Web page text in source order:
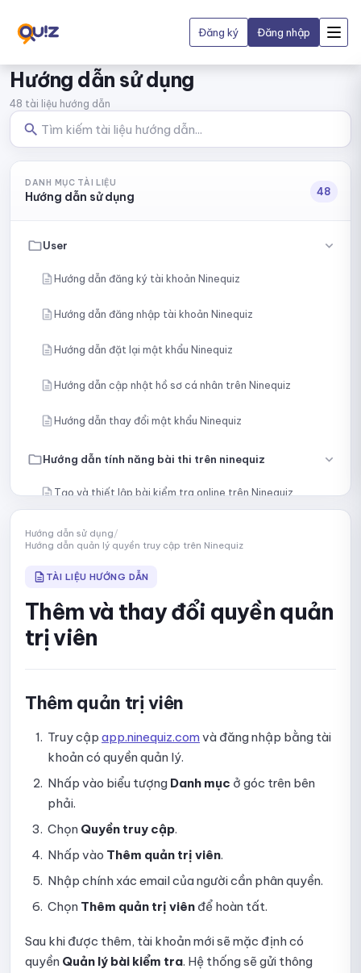
Đăng ký Đăng nhập
Hướng dẫn sử dụng
48 tài liệu hướng dẫn
DANH MỤC TÀI LIỆU
Hướng dẫn sử dụng 48
User
Hướng dẫn đăng ký tài khoản Ninequiz
Hướng dẫn đăng nhập tài khoản Ninequiz
Hướng dẫn đặt lại mật khẩu Ninequiz
Hướng dẫn cập nhật hồ sơ cá nhân trên Ninequiz
Hướng dẫn thay đổi mật khẩu Ninequiz
Hướng dẫn tính năng bài thi trên ninequiz
Tạo và thiết lập bài kiểm tra online trên Ninequiz
Tạo câu hỏi thủ công
Chọn câu hỏi cụ thể từ thư viện
Hướng dẫn chia bài kiểm tra thành nhiều phần
Hướng dẫn sử dụng các dạng câu hỏi trong bài kiểm tra
Hướng dẫn thiết lập Form trước khi làm bài
Thiết lập hiển thị kết quả bài thi
Hướng dẫn thiết lập chấm điểm và số lần làm bài
Hướng dẫn thiết lập Bảo mật và giám sát thi online
Hướng dẫn thiết lập tùy chọn hiển thị
Hướng dẫn dừng đăng, chỉnh sửa và đăng lại bài kiểm tra
Hướng dẫn sử dụng/
Hướng dẫn quản lý quyền truy cập trên Ninequiz
TÀI LIỆU HƯỚNG DẪN
Thêm và thay đổi quyền quản
trị viên
Thêm quản trị viên
Truy cập app.ninequiz.com và đăng nhập bằng tài
khoản có quyền quản lý.
Nhấp vào biểu tượng Danh mục ở góc trên bên
phải.
Chọn Quyền truy cập.
Nhấp vào Thêm quản trị viên.
Nhập chính xác email của người cần phân quyền.
Chọn Thêm quản trị viên để hoàn tất.
Sau khi được thêm, tài khoản mới sẽ mặc định có
quyền Quản lý bài kiểm tra. Hệ thống sẽ gửi thông